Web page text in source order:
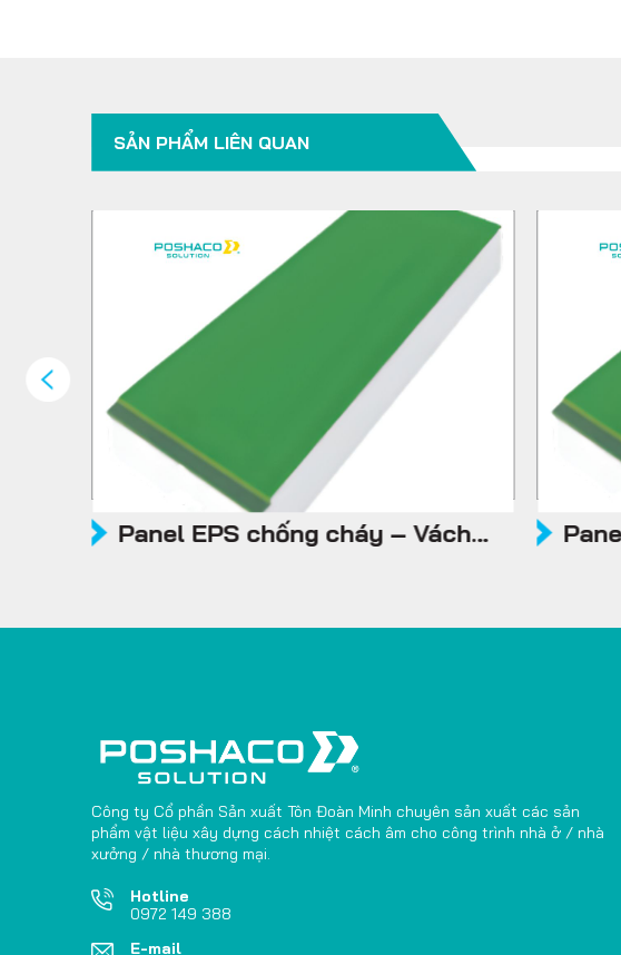
SẢN PHẨM LIÊN QUAN
Panel EPS chống cháy – Vách
Công ty Cổ phần Sản xuất Tôn Đoàn Minh chuyên sản xuất các sản
phẩm vật liệu xây dựng cách nhiệt cách âm cho công trình nhà ở / nhà
xưởng / nhà thương mại.
Hotline
0972 149 388
E-mail